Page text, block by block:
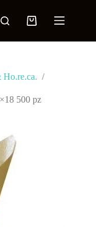
Ho.re.ca. /
500 pz